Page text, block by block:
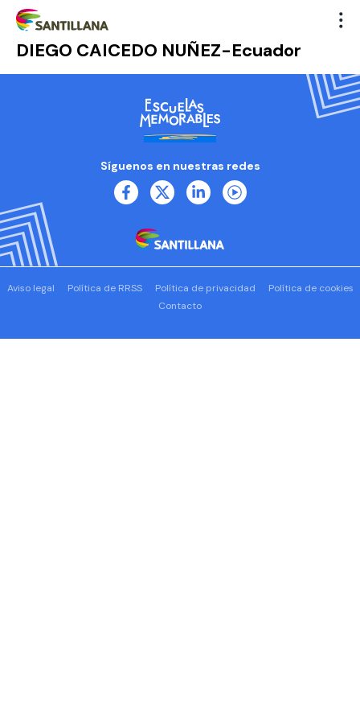
DIEGO CAICEDO NUÑEZ-Ecuador
Síguenos en nuestras redes
Aviso legal Política de RRSS Política de privacidad
Política de cookies
Contacto